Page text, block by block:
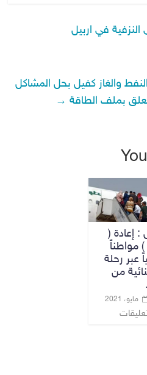
في اربيل
والغاز كفيل بحل المشاكل
بملف الطاقة →
: إعادة (
410 ) مواطناً
عبر رحلة
من